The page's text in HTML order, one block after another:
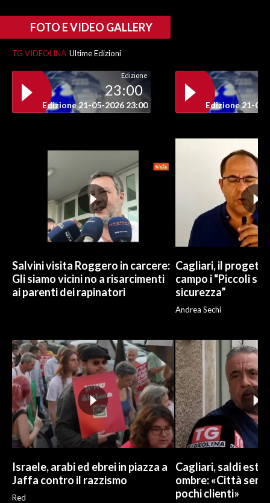
NOTIZIE
EVENTI
#CARAUNIONE
3 MINUTI CON
ABBONATI
NECROLOGI
PUBBLICITÀ
STORE
FOTO E VIDEO GALLERY
TG VIDEOLINA Ultime Edizioni
Edizione
23:00
Edizione 21-05-2026 23:00 Edizione 21-05-
Salvini visita Roggero in carcere:
Gli siamo vicini no a risarcimenti
ai parenti dei rapinatori
Cagliari, il
campo i “Piccoli
sicurezza”
Andrea Sechi
Israele, arabi ed ebrei in piazza a
Jaffa contro il razzismo
Red
Cagliari, saldi
ombre: «Città
pochi clienti»